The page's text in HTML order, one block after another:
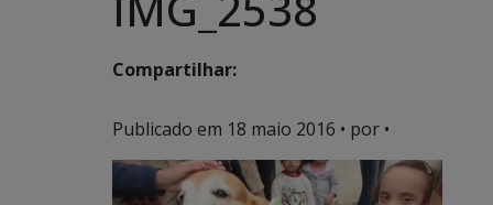
Compartilhar:
Publicado em 18 maio 2016 • por •